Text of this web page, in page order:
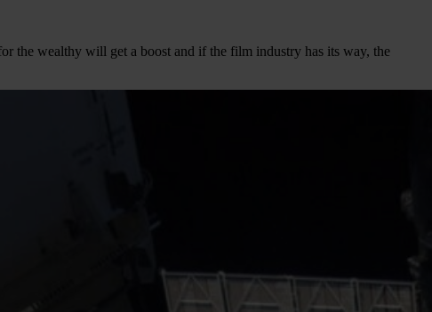
the wealthy will get a boost and if the film industry has its way, the